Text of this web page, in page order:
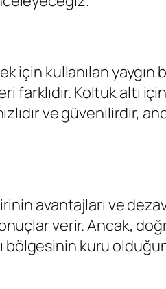
için kullanılan yaygın
farklıdır. Koltuk altı
ve güvenilirdir,
avantajları ve
verir. Ancak,
kuru